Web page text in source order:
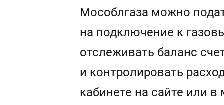
Мособлгаза можно
на подключение к
отслеживать баланс
и контролировать
кабинете на сайте или